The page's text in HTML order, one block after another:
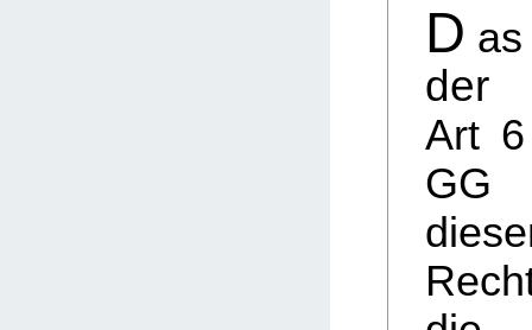
D as
der
Art